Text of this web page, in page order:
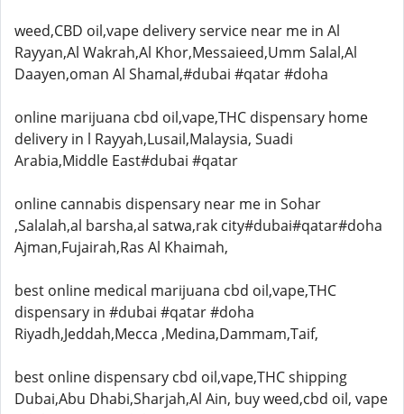
weed,CBD oil,vape delivery service near me in Al
Rayyan,Al Wakrah,Al Khor,Messaieed,Umm Salal,Al
Daayen,oman Al Shamal,#dubai #qatar #doha
online marijuana cbd oil,vape,THC dispensary home
delivery in l Rayyah,Lusail,Malaysia, Suadi
Arabia,Middle East#dubai #qatar
online cannabis dispensary near me in Sohar
,Salalah,al barsha,al satwa,rak city#dubai#qatar#doha
Ajman,Fujairah,Ras Al Khaimah,
best online medical marijuana cbd oil,vape,THC
dispensary in #dubai #qatar #doha
Riyadh,Jeddah,Mecca ,Medina,Dammam,Taif,
best online dispensary cbd oil,vape,THC shipping
Dubai,Abu Dhabi,Sharjah,Al Ain, buy weed,cbd oil, vape